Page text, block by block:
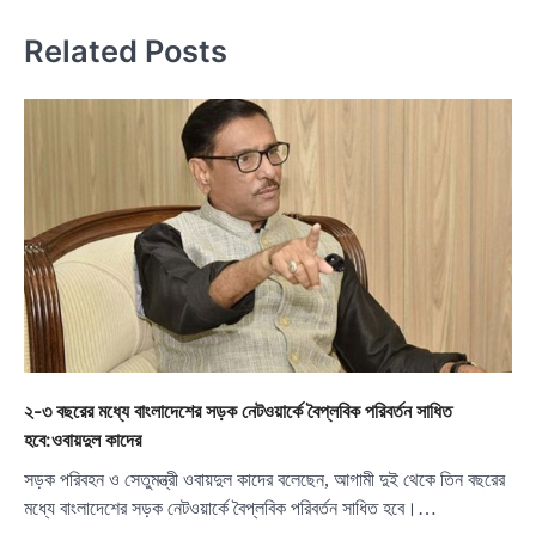
Related Posts
২-৩ বছরের মধ্যে বাংলাদেশের সড়ক নেটওয়ার্কে বৈপ্লবিক পরিবর্তন সাধিত
হবে:ওবায়দুল কাদের
সড়ক পরিবহন ও সেতুমন্ত্রী ওবায়দুল কাদের বলেছেন, আগামী দুই থেকে তিন বছরের
মধ্যে বাংলাদেশের সড়ক নেটওয়ার্কে বৈপ্লবিক পরিবর্তন সাধিত হবে।…